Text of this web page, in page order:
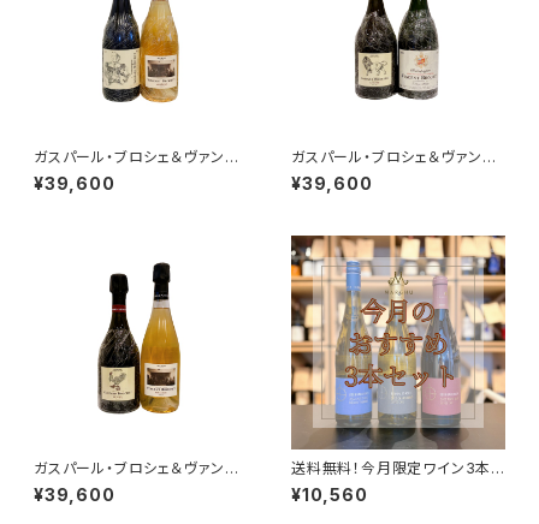
ガスパール・ブロシェ＆ヴァンサ
ン・ブロシェ 2本セット その１
(333f+ミレジム’15)
¥39,600
ガスパール・ブロシェ＆ヴァンサ
ン・ブロシェ ２本セット その
２(エクストラブリュット LE LIO
¥39,600
ガスパール・ブロシェ＆ヴァンサ
ン・ブロシェ 2本セット その３
(LE COQ Tome I+ミレジム’1
¥39,600
送料無料！今月限定ワイン3本セ
ット｜白2本・赤1本の高コスパ厳
選ワイン
¥10,560